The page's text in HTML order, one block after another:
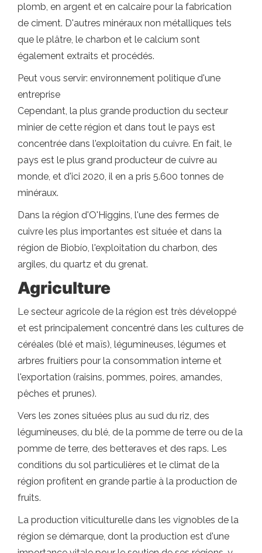
plomb, en argent et en calcaire pour la fabrication
de ciment. D'autres minéraux non métalliques tels
que le plâtre, le charbon et le calcium sont
également extraits et procédés.
Peut vous servir: environnement politique d'une
entreprise
Cependant, la plus grande production du secteur
minier de cette région et dans tout le pays est
concentrée dans l'exploitation du cuivre. En fait, le
pays est le plus grand producteur de cuivre au
monde, et d'ici 2020, il en a pris 5.600 tonnes de
minéraux.
Dans la région d'O'Higgins, l'une des fermes de
cuivre les plus importantes est située et dans la
région de Biobío, l'exploitation du charbon, des
argiles, du quartz et du grenat.
Agriculture
Le secteur agricole de la région est très développé
et est principalement concentré dans les cultures de
céréales (blé et maïs), légumineuses, légumes et
arbres fruitiers pour la consommation interne et
l'exportation (raisins, pommes, poires, amandes,
pêches et prunes).
Vers les zones situées plus au sud du riz, des
légumineuses, du blé, de la pomme de terre ou de la
pomme de terre, des betteraves et des raps. Les
conditions du sol particulières et le climat de la
région profitent en grande partie à la production de
fruits.
La production viticulturelle dans les vignobles de la
région se démarque, dont la production est d'une